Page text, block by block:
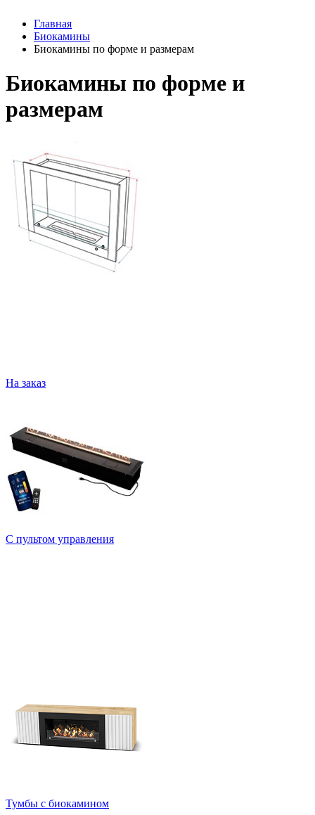
Главная
Биокамины
Биокамины по форме и размерам
Биокамины по форме и
размерам
На заказ
С пультом управления
Тумбы с биокамином